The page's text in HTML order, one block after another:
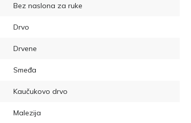
Bez naslona za ruke
Drvo
Drvene
Smeđa
Kaučukovo drvo
Malezija